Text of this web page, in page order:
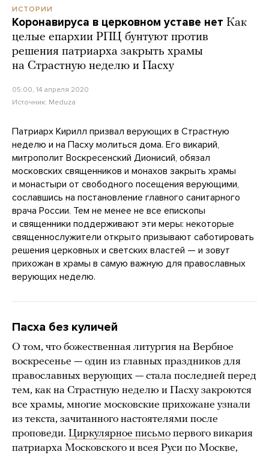
ИСТОРИИ
Коронавируса в церковном уставе нет Как
целые епархии РПЦ бунтуют против
решения патриарха закрыть храмы
на Страстную неделю и Пасху
05:00, 14 апреля 2020
Источник: Meduza
Патриарх Кирилл призвал верующих в Страстную
неделю и на Пасху молиться дома. Его викарий,
митрополит Воскресенский Дионисий, обязал
московских священников и монахов закрыть храмы
и монастыри от свободного посещения верующими,
сославшись на постановление главного санитарного
врача России. Тем не менее не все епископы
и священники поддерживают эти меры: некоторые
священнослужители открыто призывают саботировать
решения церковных и светских властей — и зовут
прихожан в храмы в самую важную для православных
верующих неделю.
Пасха без куличей
О том, что божественная литургия на Вербное
воскресенье — один из главных праздников для
православных верующих — стала последней перед
тем, как на Страстную неделю и Пасху закроются
все храмы, многие московские прихожане узнали
из текста, зачитанного настоятелями после
проповеди. Циркулярное письмо первого викария
патриарха Московского и всея Руси по Москве,